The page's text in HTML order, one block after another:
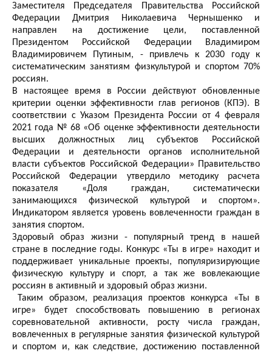
Заместителя Председателя Правительства Российской
Федерации Дмитрия Николаевича Чернышенко и
направлен на достижение цели, поставленной
Президентом Российской Федерации Владимиром
Владимировичем Путиным, - привлечь к 2030 году к
систематическим занятиям физкультурой и спортом 70%
россиян.
В настоящее время в России действуют обновленные
критерии оценки эффективности глав регионов (КПЭ). В
соответствии с Указом Президента России от 4 февраля
2021 года № 68 «Об оценке эффективности деятельности
высших должностных лиц субъектов Российской
Федерации и деятельности органов исполнительной
власти субъектов Российской Федерации» Правительство
Российской Федерации утвердило методику расчета
показателя «Доля граждан, систематически
занимающихся физической культурой и спортом».
Индикатором является уровень вовлеченности граждан в
занятия спортом.
Здоровый образ жизни - популярный тренд в нашей
стране в последние годы. Конкурс «Ты в игре» находит и
поддерживает уникальные проекты, популяризирующие
физическую культуру и спорт, а так же вовлекающие
россиян в активный и здоровый образ жизни.
Таким образом, реализация проектов конкурса «Ты в
игре» будет способствовать повышению в регионах
соревновательной активности, росту числа граждан,
вовлеченных в регулярные занятия физической культурой
и спортом и, как следствие, достижению поставленной